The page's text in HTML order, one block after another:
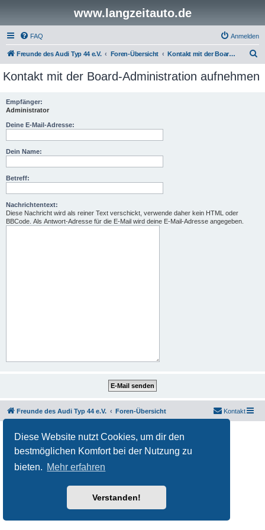
Diese Website nutzt Cookies, um dir den
bestmöglichen Komfort bei der Nutzung zu
bieten. Mehr erfahren
Verstanden!
www.langzeitauto.de
FAQ Anmelden
Freunde des Audi Typ 44 e.V. Foren-Übersicht Kontakt mit der Board-Administration aufnehmen
c
Kontakt mit der Board-Administration aufnehmen
Empfänger:
Administrator
Deine E-Mail-Adresse:
Dein Name:
Betreff:
Nachrichtentext:
Diese Nachricht wird als reiner Text verschickt, verwende daher kein HTML oder
BBCode. Als Antwort-Adresse für die E-Mail wird deine E-Mail-Adresse angegeben.
Freunde des Audi Typ 44 e.V. Foren-Übersicht Kontakt
Powered by phpBB
® Forum Software © phpBB Limited
Deutsche Übersetzung durch
Datenschutz|Nutzungsbedingungen